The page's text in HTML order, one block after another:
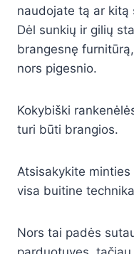
naudojate tą ar kitą
Dėl sunkių ir gilių
brangesnę
nors pigesnio.
Kokybiški
turi būti brangios.
Atsisakykite
visa buitine
Nors tai padės